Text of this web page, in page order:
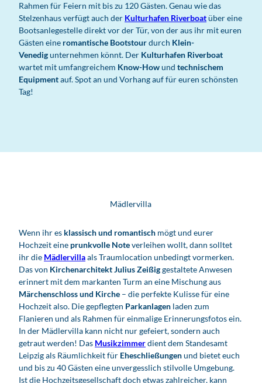
Rahmen für Feiern mit bis zu 120 Gästen. Genau wie das
Stelzenhaus verfügt auch der Kulturhafen Riverboatüber eine
Bootsanlegestelle direkt vor der Tür, von der aus ihr mit euren
Gästen eine romantische Bootstourdurch Klein-
Venedigunternehmen könnt. Der Kulturhafen Riverboat
wartet mit umfangreichem Know-Howund technischem
Equipmentauf. Spot an und Vorhang auf für euren schönsten
Tag!
Mädlervilla
Wenn ihr es klassisch und romantisch mögt und eurer
Hochzeit eine prunkvolle Noteverleihen wollt, dann solltet
ihr die Mädlervillaals Traumlocation unbedingt vormerken.
Das von Kirchenarchitekt Julius Zeißiggestaltete Anwesen
erinnert mit dem markanten Turm an eine Mischung aus
Märchenschloss und Kirche – die perfekte Kulisse für eine
Hochzeit also. Die gepflegten Parkanlagen laden zum
Flanieren und als Rahmen für einmalige Erinnerungsfotos ein.
In der Mädlervilla kann nicht nur gefeiert, sondern auch
getraut werden! Das Musikzimmerdient dem Standesamt
Leipzig als Räumlichkeit für Eheschließungenund bietet euch
und bis zu 40 Gästen eine unvergesslich stilvolle Umgebung.
Ist die Hochzeitsgesellschaft doch etwas zahlreicher, kann